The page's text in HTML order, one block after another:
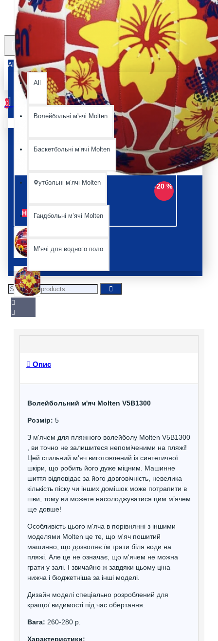
All
All
Волейбольні м'ячі Molten
Баскетбольні мʼячі Molten
Футбольні мʼячі Molten
Гандбольні мʼячі Molten
Мʼячі для водного поло
0
-20 %
Немає
Опис
Волейбольний м'яч Molten V5B1300
Розмір: 5
З м'ячем для пляжного волейболу Molten V5B1300
, ви точно не залишитеся непоміченими на пляжі!
Цей стильний м'яч виготовлений із синтетичної
шкіри, що робить його дуже міцним. Машинне
шиття відповідає за його довговічність, невелика
кількість піску чи інших домішок може потрапити в
шви, тому ви можете насолоджуватися цим м’ячем
ще довше!
Особливість цього м'яча в порівнянні з іншими
моделями Molten це те, що м'яч пошитий
машинно, що дозволяє їм грати біля води на
пляжі. Але це не означає, що м'ячем не можна
грати у залі. І звичайно ж завдяки цьому ціна
нижча і бюджетніша за інші моделі.
Дизайн моделі спеціально розроблений для
кращої видимості під час обертання.
Вага: 260-280 р.
Характеристики: